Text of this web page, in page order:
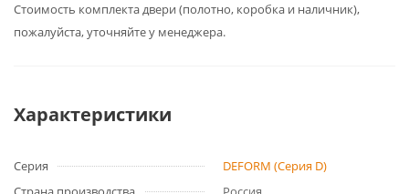
Cтоимость комплекта двери (полотно, коробка и наличник),
пожалуйста, уточняйте у менеджера.
Характеристики
Серия
DEFORM (Серия D)